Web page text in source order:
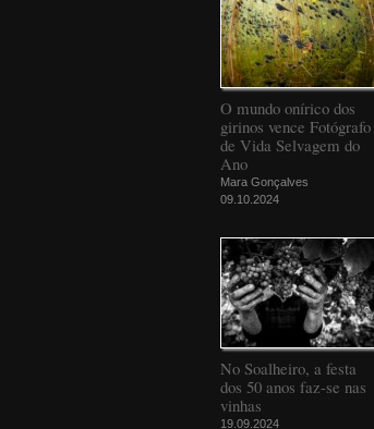
O mundo onírico dos
girinos vence Fotógrafo
de Vida Selvagem do
Ano
Mara Gonçalves
09.10.2024
No Soalheiro, a festa
dos 50 anos faz-se nas
vinhas
19.09.2024